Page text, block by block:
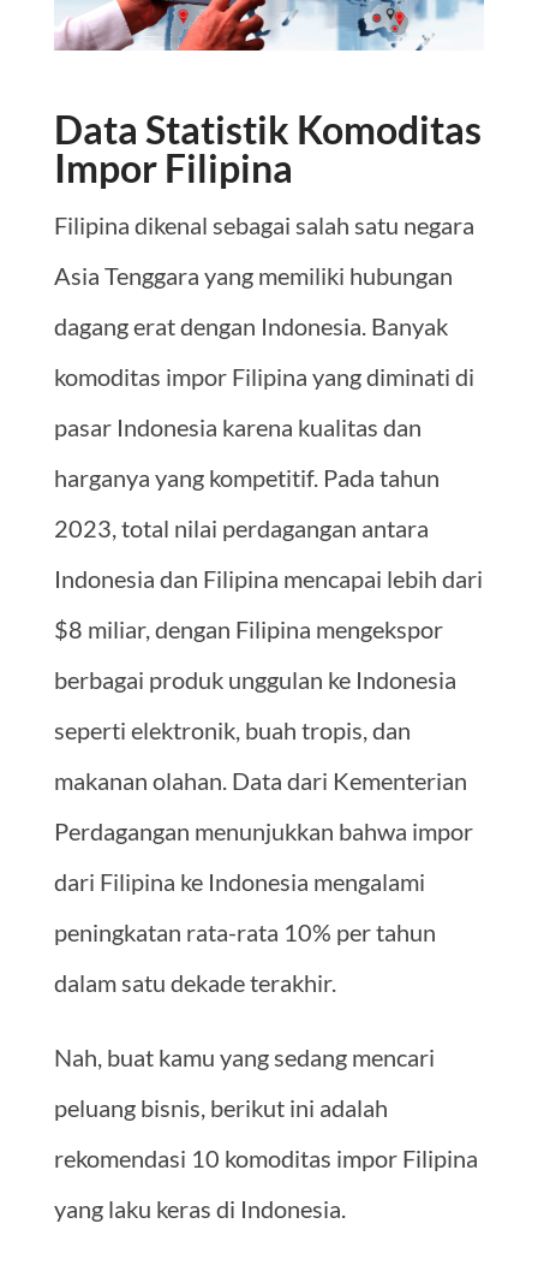
Data Statistik Komoditas
Impor Filipina
Filipina dikenal sebagai salah satu negara
Asia Tenggara yang memiliki hubungan
dagang erat dengan Indonesia. Banyak
komoditas impor Filipina yang diminati di
pasar Indonesia karena kualitas dan
harganya yang kompetitif. Pada tahun
2023, total nilai perdagangan antara
Indonesia dan Filipina mencapai lebih dari
$8 miliar, dengan Filipina mengekspor
berbagai produk unggulan ke Indonesia
seperti elektronik, buah tropis, dan
makanan olahan. Data dari Kementerian
Perdagangan menunjukkan bahwa impor
dari Filipina ke Indonesia mengalami
peningkatan rata-rata 10% per tahun
dalam satu dekade terakhir.
Nah, buat kamu yang sedang mencari
peluang bisnis, berikut ini adalah
rekomendasi 10 komoditas impor Filipina
yang laku keras di Indonesia.